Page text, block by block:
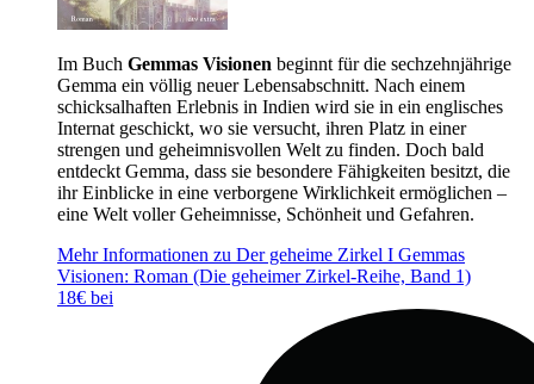
Im Buch Gemmas Visionen beginnt für die sechzehnjährige
Gemma ein völlig neuer Lebensabschnitt. Nach einem
schicksalhaften Erlebnis in Indien wird sie in ein englisches
Internat geschickt, wo sie versucht, ihren Platz in einer
strengen und geheimnisvollen Welt zu finden. Doch bald
entdeckt Gemma, dass sie besondere Fähigkeiten besitzt, die
ihr Einblicke in eine verborgene Wirklichkeit ermöglichen –
eine Welt voller Geheimnisse, Schönheit und Gefahren.
Mehr Informationen zu Der geheime Zirkel I Gemmas
Visionen: Roman (Die geheimer Zirkel-Reihe, Band 1)
18€ bei